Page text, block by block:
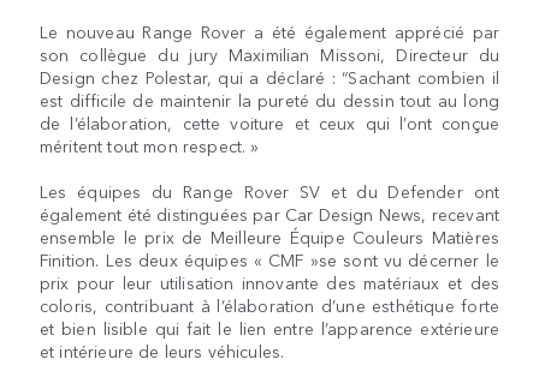
Le nouveau Range Rover a été également apprécié par
son collègue du jury Maximilian Missoni, Directeur du
Design chez Polestar, qui a déclaré : “Sachant combien il
est difficile de maintenir la pureté du dessin tout au long
de l’élaboration, cette voiture et ceux qui l’ont conçue
méritent tout mon respect. »
Les équipes du Range Rover SV et du Defender ont
également été distinguées par Car Design News, recevant
ensemble le prix de Meilleure Équipe Couleurs Matières
Finition. Les deux équipes « CMF »se sont vu décerner le
prix pour leur utilisation innovante des matériaux et des
coloris, contribuant à l’élaboration d’une esthétique forte
et bien lisible qui fait le lien entre l’apparence extérieure
et intérieure de leurs véhicules.